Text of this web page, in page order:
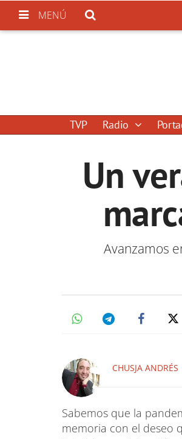
MENÚ
TVP Radio
Un
Avanzamos
CHUSJA ANDRÉS
Sabemos que la
memoria con el deseo